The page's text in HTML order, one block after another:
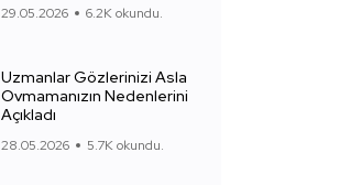
29.05.2026 6.2K okundu.
Uzmanlar Gözlerinizi Asla
Ovmamanızın Nedenlerini
Açıkladı
28.05.2026 5.7K okundu.